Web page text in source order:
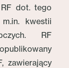
dot. tego
kwestii
RF
zawierający